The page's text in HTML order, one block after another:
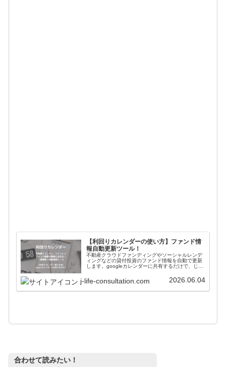
【利回りカレンダーの使い方】ファンド情
報自動更新ツール！
不動産クラウドファンディングやソーシャルレンデ
ィングなどの貸付投資のファンド情報を自動で更新
します。googleカレンダーに共有するだけで、じぇ
自動更新されます。使い方や導入方法を解説してい
ます。
j-life-consultation.com 2026.06.04
合わせて読みたい！